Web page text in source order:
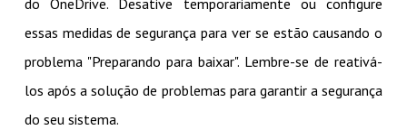
do OneDrive. Desative temporariamente ou configure
essas medidas de segurança para ver se estão causando o
problema "Preparando para baixar". Lembre-se de reativá-
los após a solução de problemas para garantir a segurança
do seu sistema.